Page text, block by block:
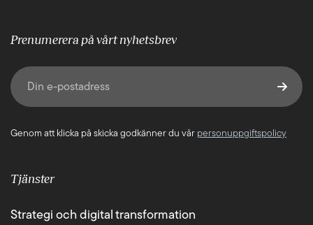
Prenumerera på vårt nyhetsbrev
E-post(Obligatoriskt)
Genom att klicka på skicka godkänner du vår personuppgiftspolicy
Tjänster
Strategi och digital transformation